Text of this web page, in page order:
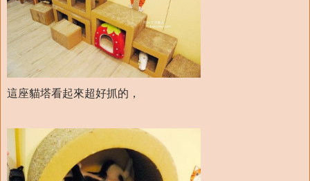
這座貓塔看起來超好抓的，